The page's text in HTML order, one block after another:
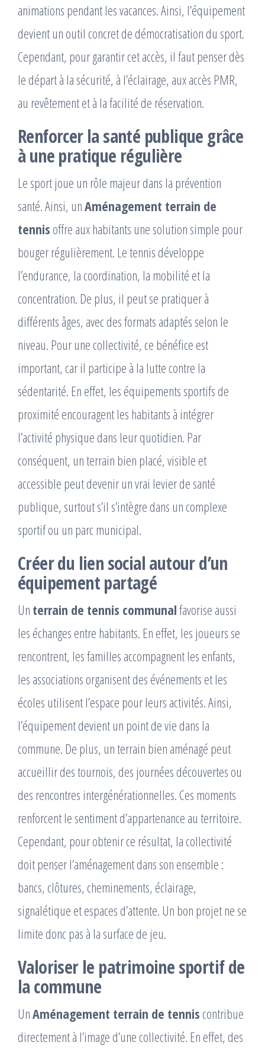
animations pendant les vacances. Ainsi, l’équipement
devient un outil concret de démocratisation du sport.
Cependant, pour garantir cet accès, il faut penser dès
le départ à la sécurité, à l’éclairage, aux accès PMR,
au revêtement et à la facilité de réservation.
Renforcer la santé publique grâce
à une pratique régulière
Le sport joue un rôle majeur dans la prévention
santé. Ainsi, unAménagement terrain de
tennis offre aux habitants une solution simple pour
bouger régulièrement. Le tennis développe
l’endurance, la coordination, la mobilité et la
concentration. De plus, il peut se pratiquer à
différents âges, avec des formats adaptés selon le
niveau. Pour une collectivité, ce bénéfice est
important, car il participe à la lutte contre la
sédentarité. En effet, les équipements sportifs de
proximité encouragent les habitants à intégrer
l’activité physique dans leur quotidien. Par
conséquent, un terrain bien placé, visible et
accessible peut devenir un vrai levier de santé
publique, surtout s’il s’intègre dans un complexe
sportif ou un parc municipal.
Créer du lien social autour d’un
équipement partagé
Un terrain de tennis communalfavorise aussi
les échanges entre habitants. En effet, les joueurs se
rencontrent, les familles accompagnent les enfants,
les associations organisent des événements et les
écoles utilisent l’espace pour leurs activités. Ainsi,
l’équipement devient un point de vie dans la
commune. De plus, un terrain bien aménagé peut
accueillir des tournois, des journées découvertes ou
des rencontres intergénérationnelles. Ces moments
renforcent le sentiment d’appartenance au territoire.
Cependant, pour obtenir ce résultat, la collectivité
doit penser l’aménagement dans son ensemble :
bancs, clôtures, cheminements, éclairage,
signalétique et espaces d’attente. Un bon projet ne se
limite donc pas à la surface de jeu.
Valoriser le patrimoine sportif de
la commune
UnAménagement terrain de tennis contribue
directement à l’image d’une collectivité. En effet, des